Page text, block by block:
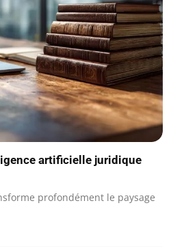
artificielle juridique
profondément le paysage